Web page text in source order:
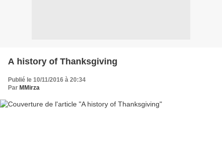
A history of Thanksgiving
Publié le 10/11/2016 à 20:34
Par MMirza